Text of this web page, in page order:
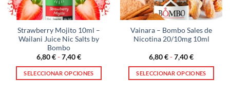
Strawberry Mojito 10ml –
Wailani Juice Nic Salts by
Bombo
6,80€-7,40€Rango
precios:
desde
SELECCIONAR OPCIONES
Vainara – Bombo Sales de
Nicotina 20/10mg 10ml
6,80€-7,40€Rango
precios:
desde
SELECCIONAR OPCIONES